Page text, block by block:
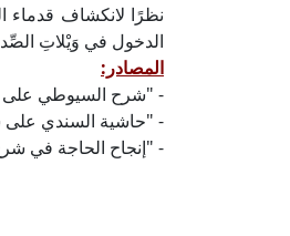
نظرًا لانكشاف قدماء
الدخول في وَيْلاتِ
المصادر:
- "شرح السيوطي على
- "حاشية السندي على
- "إنجاح الحاجة في